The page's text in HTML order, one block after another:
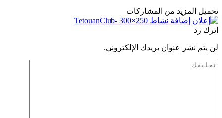
تحميل المزيد من المشاركات
اترك رد
لن يتم نشر عنوان بريدك الإلكتروني.